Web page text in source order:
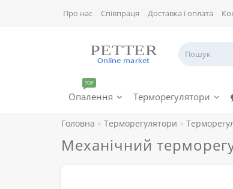
Про нас Співпраця Доставка і оплата
Опалення
TOP
Терморегулятори
Головна Терморегулятори
Механічний